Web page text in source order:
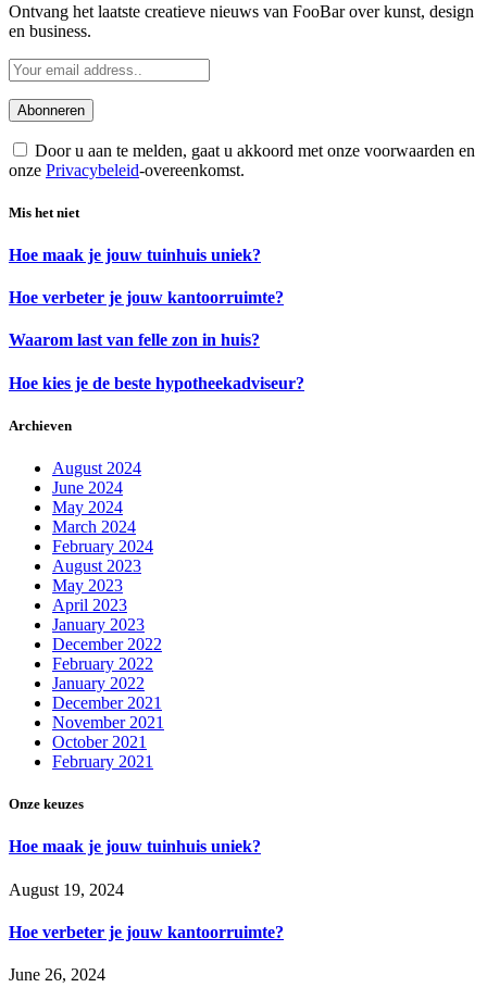
Ontvang het laatste creatieve nieuws van FooBar over kunst, design
en business.
Door u aan te melden, gaat u akkoord met onze voorwaarden en
onze Privacybeleid-overeenkomst.
Mis het niet
Hoe maak je jouw tuinhuis uniek?
Hoe verbeter je jouw kantoorruimte?
Waarom last van felle zon in huis?
Hoe kies je de beste hypotheekadviseur?
Archieven
August 2024
June 2024
May 2024
March 2024
February 2024
August 2023
May 2023
April 2023
January 2023
December 2022
February 2022
January 2022
December 2021
November 2021
October 2021
February 2021
Onze keuzes
Hoe maak je jouw tuinhuis uniek?
August 19, 2024
Hoe verbeter je jouw kantoorruimte?
June 26, 2024